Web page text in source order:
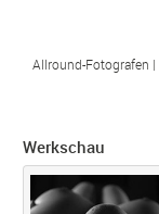
Allround-Fotografen
Werkschau